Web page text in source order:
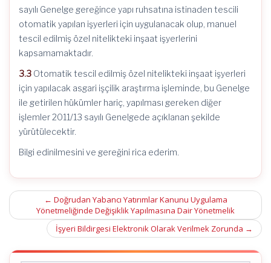
sayılı Genelge gereğince yapı ruhsatına istinaden tescili
otomatik yapılan işyerleri için uygulanacak olup, manuel
tescil edilmiş özel nitelikteki inşaat işyerlerini
kapsamamaktadır.
3.3 Otomatik tescil edilmiş özel nitelikteki inşaat işyerleri
için yapılacak asgari işçilik araştırma işleminde, bu Genelge
ile getirilen hükümler hariç, yapılması gereken diğer
işlemler 2011/13 sayılı Genelgede açıklanan şekilde
yürütülecektir.
Bilgi edinilmesini ve gereğini rica ederim.
Post
navigation
← Doğrudan Yabancı Yatırımlar Kanunu Uygulama
Yönetmeliğinde Değişiklik Yapılmasına Dair Yönetmelik
İşyeri Bildirgesi Elektronik Olarak Verilmek Zorunda →